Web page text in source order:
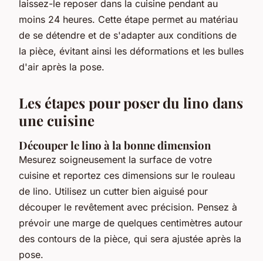
laissez-le reposer dans la cuisine pendant au
moins 24 heures. Cette étape permet au matériau
de se détendre et de s'adapter aux conditions de
la pièce, évitant ainsi les déformations et les bulles
d'air après la pose.
Les étapes pour poser du lino dans
une cuisine
Découper le lino à la bonne dimension
Mesurez soigneusement la surface de votre
cuisine et reportez ces dimensions sur le rouleau
de lino. Utilisez un cutter bien aiguisé pour
découper le revêtement avec précision. Pensez à
prévoir une marge de quelques centimètres autour
des contours de la pièce, qui sera ajustée après la
pose.